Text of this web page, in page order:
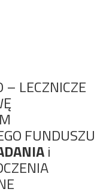
– LECZNICZE
FUNDUSZU
i